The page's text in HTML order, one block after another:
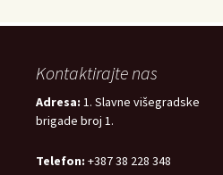
Kontaktirajte nas
Adresa: 1. Slavne višegradske
brigade broj 1.
Telefon: +387 38 228 348